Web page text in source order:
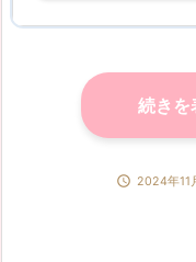
続きを
 2024年11